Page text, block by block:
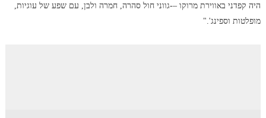
היה קפדני באווירת מרוקו –-גווני חול סהרה, חמרה ולבן, עם שפע של עוגיות,
מופלטות וספינג'."